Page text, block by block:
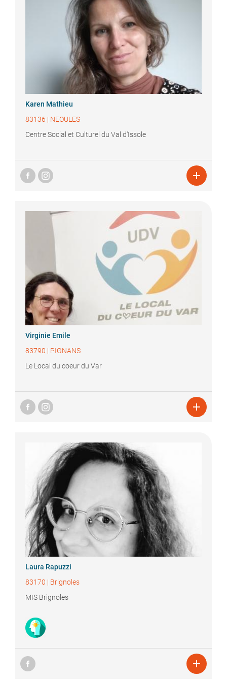
Karen Mathieu
83136 | NEOULES
Centre Social et Culturel du Val d'Issole

Virginie Emile
83790 | PIGNANS
Le Local du coeur du Var

Laura Rapuzzi
83170 | Brignoles
MIS Brignoles
